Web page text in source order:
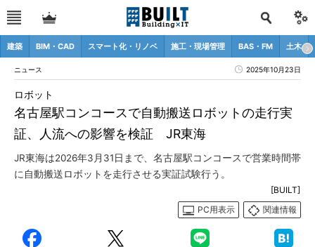
建築 BIM・CAD スマート化・リノベ 施工・現場管理 BAS・FM 土木
ニュース 2025年10月23日
名古屋駅コンコースで自動搬送ロボットの走行実
証、人流への影響を検証 JR東海
ロボット
JR東海は2026年3月31日まで、名古屋駅コンコースで営業時間帯
に自動搬送ロボットを走行させる実証試験行う。
[BUILT]
PC用表示
関連情報